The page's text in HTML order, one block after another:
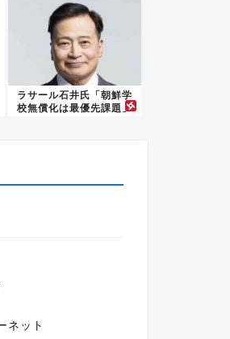
ラサール石井氏「朝鮮学
校無償化は最優先課題」
ネット